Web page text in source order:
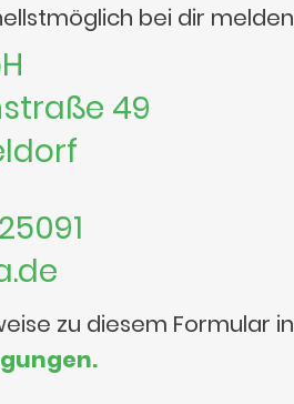
bei dir
49
zu diesem Formular